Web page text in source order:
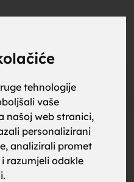
tehnologije
vaše
našoj web stranici,
personalizirani
analizirali promet
razumjeli odakle